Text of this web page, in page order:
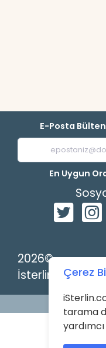
E-Posta
En Uygun
2026©
İsterlin
Çerez
tarama